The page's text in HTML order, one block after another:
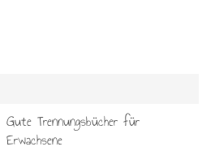
Gute Trennungsbücher für
Erwachsene